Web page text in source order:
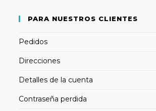
PARA NUESTROS CLIENTES
Pedidos
Direcciones
Detalles de la cuenta
Contraseña perdida